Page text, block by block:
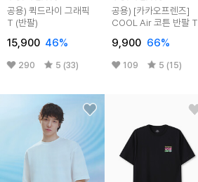
공용) 퀵드라이 그래픽
T (반팔)
15,900 46%
290 5 (33)
공용) [카카오프렌즈]
COOL Air 코튼 반팔 T
9,900 66%
109 5 (15)